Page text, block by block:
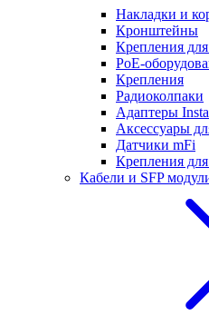
Накладки и
Кронштейны
Крепления
РоЕ-
Крепления
Радиоколпаки
Адаптеры
Аксессуары
Датчики mFi
Крепления
Кабели и SFP